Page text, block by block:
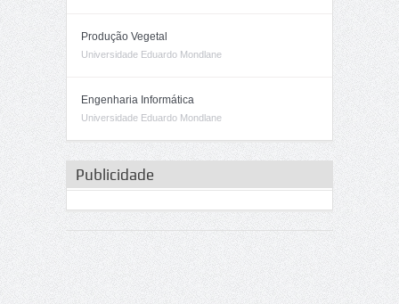
Produção Vegetal
Universidade Eduardo Mondlane
Engenharia Informática
Universidade Eduardo Mondlane
Publicidade